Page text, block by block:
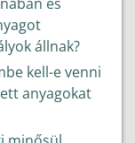
állnak?
kell-e venni
anyagokat